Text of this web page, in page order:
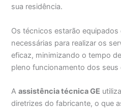
sua residência.
Os técnicos estarão
necessárias para realizar os
eficaz, minimizando o tempo
pleno funcionamento dos
Aassistência técnica GE utiliza
diretrizes do fabricante, o que